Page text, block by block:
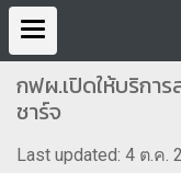
กฟผ.เปิดให้บริกา
ชาร์จ
Last updated: 4 ต.ค.